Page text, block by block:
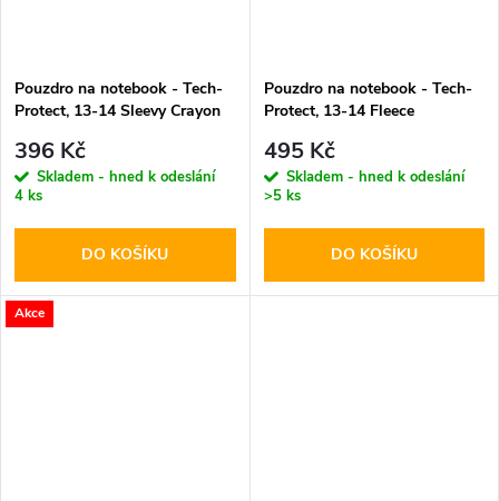
Pouzdro na notebook - Tech-
Protect, 13-14 Sleevy Crayon
396 Kč
Skladem - hned k odeslání
4 ks
DO KOŠÍKU
Pouzdro na notebook - Tech-
Protect, 13-14 Fleece
495 Kč
Skladem - hned k odeslání
>5 ks
DO KOŠÍKU
Akce